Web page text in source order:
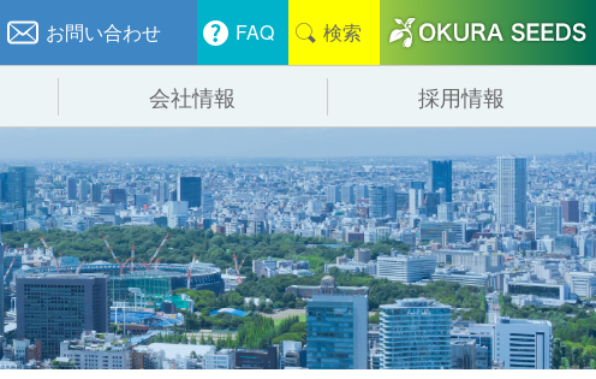
お問い合わせ FAQ 検索
仕分けシステム
保管システム
バンニング・デバンニングシステム
物流
食品
会社情報
会社概要
事業紹介
採用情報